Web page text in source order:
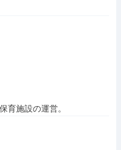
育施設の運営。